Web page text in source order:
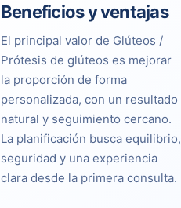
Beneficios y ventajas
El principal valor de Glúteos /
Prótesis de glúteos es mejorar
la proporción de forma
personalizada, con un resultado
natural y seguimiento cercano.
La planificación busca equilibrio,
seguridad y una experiencia
clara desde la primera consulta.